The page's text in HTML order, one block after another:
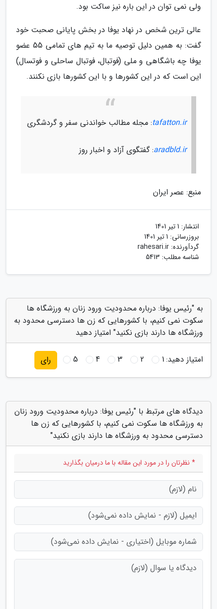
ولی نمی توان در این باره نیز ساکت بود.
عالی ترین شخص در نهاد یوفا در بخش پایانی صحبت خود
گفت: به همین دلیل توصیه ما به تیم های تمامی 55 عضو
یوفا چه باشگاهی و ملی (فوتبال، فوتبال ساحلی و فوتسال)
این است که در این کشورها و با این کشورها بازی نکنند.
tafatton.ir: مجله مطالب خواندنی سفر و گردشگری
aradbld.ir: گفتگوی آزاد و اخبار روز
منبع: عصر ایران
انتشار: 1 تیر 1401
بروزرسانی: 1 تیر 1401
گردآورنده: rahesari.ir
شناسه مطلب: 5413
به "رئیس یوفا: درباره محدودیت ورود زنان به ورزشگاه ها
سکوت نمی کنیم، با کشورهایی که زن ها دسترسی محدود به
ورزشگاه ها دارند بازی نکنید" امتیاز دهید
امتیاز دهید:1
2
3
4
5 رای
دیدگاه های مرتبط با "رئیس یوفا: درباره محدودیت ورود زنان
به ورزشگاه ها سکوت نمی کنیم، با کشورهایی که زن ها
دسترسی محدود به ورزشگاه ها دارند بازی نکنید"
* نظرتان را در مورد این مقاله با ما درمیان بگذارید